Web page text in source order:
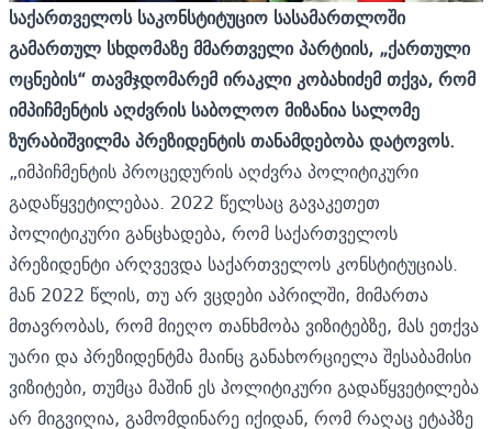
საქართველოს საკონსტიტუციო სასამართლოში
გამართულ სხდომაზე მმართველი პარტიის, „ქართული
ოცნების“ თავმჯდომარემ ირაკლი კობახიძემ თქვა, რომ
იმპიჩმენტის აღძვრის საბოლოო მიზანია სალომე
ზურაბიშვილმა პრეზიდენტის თანამდებობა დატოვოს.
„იმპიჩმენტის პროცედურის აღძვრა პოლიტიკური
გადაწყვეტილებაა. 2022 წელსაც გავაკეთეთ
პოლიტიკური განცხადება, რომ საქართველოს
პრეზიდენტი არღვევდა საქართველოს კონსტიტუციას.
მან 2022 წლის, თუ არ ვცდები აპრილში, მიმართა
მთავრობას, რომ მიეღო თანხმობა ვიზიტებზე, მას ეთქვა
უარი და პრეზიდენტმა მაინც განახორციელა შესაბამისი
ვიზიტები, თუმცა მაშინ ეს პოლიტიკური გადაწყვეტილება
არ მიგვიღია, გამომდინარე იქიდან, რომ რაღაც ეტაპზე